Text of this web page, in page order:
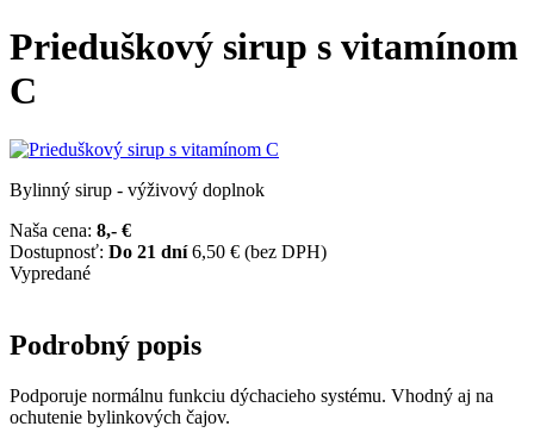
Prieduškový sirup s vitamínom
C
Bylinný sirup - výživový doplnok
Naša cena: 8,- €
Dostupnosť: Do 21 dní 6,50 € (bez DPH)
Vypredané
Podrobný popis
Podporuje normálnu funkciu dýchacieho systému. Vhodný aj na
ochutenie bylinkových čajov.